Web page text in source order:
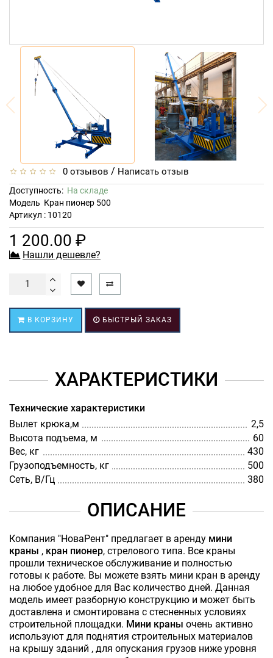
0 отзывов / Написать отзыв
Доступность: На складе
Модель Кран пионер 500
Артикул : 10120
1 200.00 ₽
Нашли дешевле?
В КОРЗИНУ БЫСТРЫЙ ЗАКАЗ
ХАРАКТЕРИСТИКИ
Технические характеристики
Вылет крюка,м
2,5
Высота подъема, м
60
Вес, кг
430
Грузоподъемность, кг
500
Сеть, В/Гц
380
ОПИСАНИЕ
Компания "НоваРент" предлагает в аренду мини
краны , кран пионер, стрелового типа. Все краны
прошли техническое обслуживание и полностью
готовы к работе. Вы можете взять мини кран в аренду
на любое удобное для Вас количество дней. Данная
модель имеет разборную конструкцию и может быть
доставлена и смонтирована с стесненных условиях
строительной площадки. Мини краны очень активно
используют для поднятия строительных материалов
на крышу зданий , для опускания грузов ниже уровня